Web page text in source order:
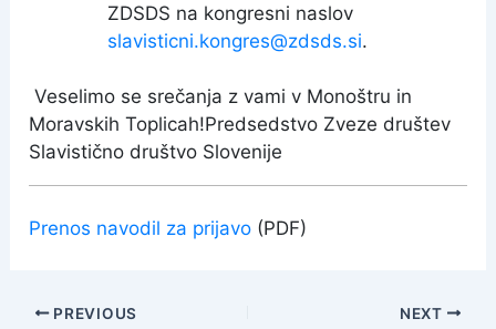
ZDSDS na kongresni naslov
slavisticni.kongres@zdsds.si.
Veselimo se srečanja z vami v Monoštru in
Moravskih Toplicah!Predsedstvo Zveze društev
Slavistično društvo Slovenije
Prenos navodil za prijavo (PDF)
PostPREVIOUS NEXT